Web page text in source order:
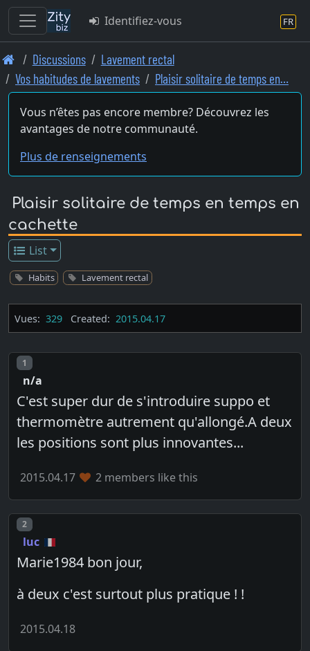
Skip
to
main
content
Identifiez-vous FR
Discussions
Lavement rectal
Vos habitudes de lavements
Plaisir solitaire de temps en…
Vous n’êtes pas encore membre? Découvrez les
avantages de notre communauté.
Plus de renseignements
Plaisir solitaire de temps en temps en
cachette
List
Habits Lavement rectal
Vues: 329 Created: 2015.04.17
Post number
1
n/a
C'est super dur de s'introduire suppo et
thermomètre autrement qu'allongé.A deux
les positions sont plus innovantes...
2015.04.17 2 members like this
Post number
2
luc
Marie1984 bon jour,
à deux c'est surtout plus pratique ! !
2015.04.18